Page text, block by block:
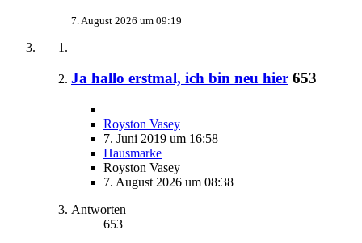
7. August 2026 um 09:19
Ja hallo erstmal, ich bin neu hier 653
Royston Vasey
7. Juni 2019 um 16:58
Hausmarke
Royston Vasey
7. August 2026 um 08:38
Antworten
653